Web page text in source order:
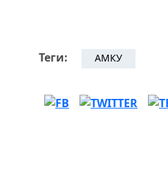
Теги: АМКУ